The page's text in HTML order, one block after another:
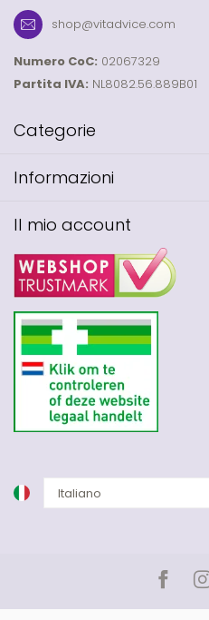
shop@vitadvice.com
Numero CoC: 02067329
Partita IVA: NL8082.56.889B01
Categorie
Informazioni
Il mio account